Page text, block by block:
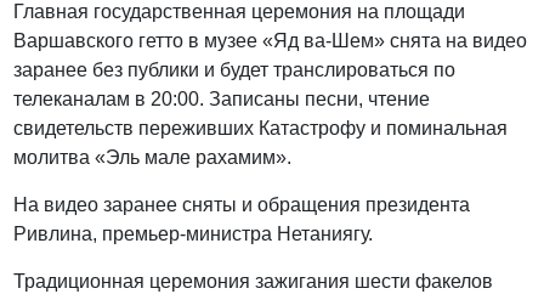
Главная государственная церемония на площади
Варшавского гетто в музее «Яд ва-Шем» снята на видео
заранее без публики и будет транслироваться по
телеканалам в 20:00. Записаны песни, чтение
свидетельств переживших Катастрофу и поминальная
молитва «Эль мале рахамим».
На видео заранее сняты и обращения президента
Ривлина, премьер-министра Нетаниягу.
Традиционная церемония зажигания шести факелов